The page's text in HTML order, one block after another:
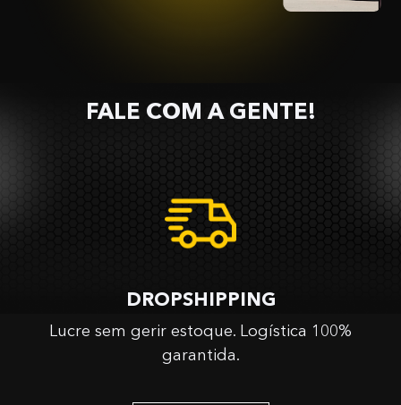
FALE COM A GENTE!
DROPSHIPPING
Lucre sem gerir estoque. Logística 100%
garantida.